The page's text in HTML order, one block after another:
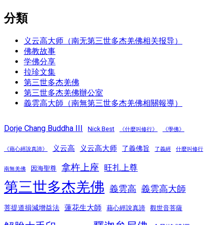
分類
义云高大师（南无第三世多杰羌佛相关报导）
佛教故事
学佛分享
拉珍文集
第三世多杰羌佛
第三世多杰羌佛辦公室
義雲高大師（南無第三世多杰羌佛相關報導）
Dorje Chang Buddha III Nick Best 《什麼叫修行》 《學佛》
《藉心經說真諦》 义云高 义云高大师 了義佛旨 了義經 什麼叫修行
南無羌佛 因海聖尊 拿杵上座 旺扎上尊
第三世多杰羌佛 義雲高 義雲高大師
菩提道損減增益法 蓮花生大師 藉心經說真諦 觀世音菩薩